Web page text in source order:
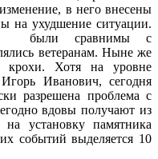
в него внесены
на ухудшение ситуации.
были сравнимы с
ветеранам. Ныне же
крохи. Хотя на уровне
Иванович, сегодня
разрешена проблема с
вдовы получают из
установку памятника
событий выделяется 10